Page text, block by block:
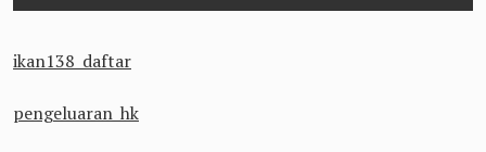
ikan138 daftar
pengeluaran hk